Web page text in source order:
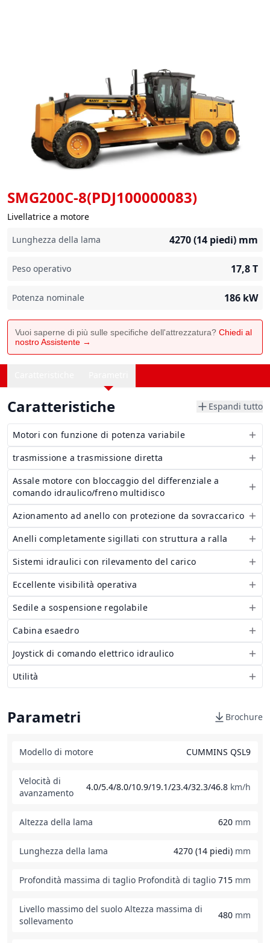
SMG200C-8(PDJ100000083)
Livellatrice a motore
Lunghezza della lama
4270 (14 piedi) mm
Peso operativo 17,8T
Potenza nominale 186 kW
Vuoi saperne di più sulle specifiche dell'attrezzatura? Chiedi al
nostro Assistente →
Caratteristiche Espandi tutto
Motori con funzione di potenza variabile
trasmissione a trasmissione diretta
Assale motore con bloccaggio del differenziale a
comando idraulico/freno multidisco
Azionamento ad anello con protezione da sovraccarico
Anelli completamente sigillati con struttura a ralla
Sistemi idraulici con rilevamento del carico
Eccellente visibilità operativa
Sedile a sospensione regolabile
Cabina esaedro
Joystick di comando elettrico idraulico
Utilità
Parametri Brochure
Modello di motore CUMMINS QSL9
Velocità di
avanzamento
4.0/5.4/8.0/10.9/19.1/23.4/32.3/46.8 km/h
Altezza della lama 620 mm
Lunghezza della lama 4270 (14 piedi) mm
Profondità massima di taglio Profondità di taglio 715 mm
Livello massimo del suolo Altezza massima di
sollevamento
480 mm